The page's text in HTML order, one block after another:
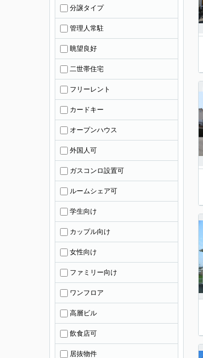
分譲タイプ
管理人常駐
眺望良好
二世帯住宅
フリーレント
カードキー
オープンハウス
外国人可
ガスコンロ設置可
ルームシェア可
学生向け
カップル向け
女性向け
ファミリー向け
ワンフロア
高層ビル
飲食店可
居抜物件